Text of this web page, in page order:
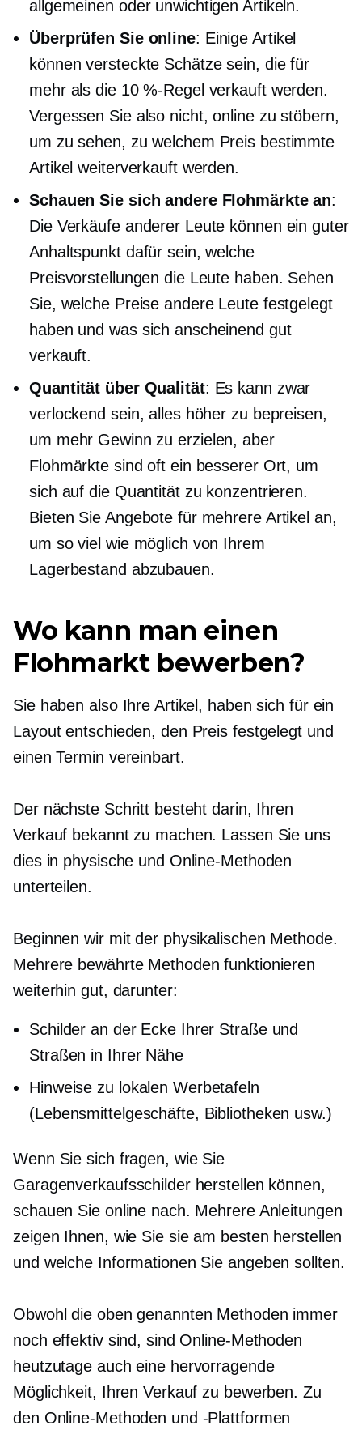
allgemeinen oder unwichtigen Artikeln.
Überprüfen Sie online: Einige Artikel
können versteckte Schätze sein, die für
mehr als die 10 %-Regel verkauft werden.
Vergessen Sie also nicht, online zu stöbern,
um zu sehen, zu welchem ​​Preis bestimmte
Artikel weiterverkauft werden.
Schauen Sie sich andere Flohmärkte an:
Die Verkäufe anderer Leute können ein guter
Anhaltspunkt dafür sein, welche
Preisvorstellungen die Leute haben. Sehen
Sie, welche Preise andere Leute festgelegt
haben und was sich anscheinend gut
verkauft.
Quantität über Qualität: Es kann zwar
verlockend sein, alles höher zu bepreisen,
um mehr Gewinn zu erzielen, aber
Flohmärkte sind oft ein besserer Ort, um
sich auf die Quantität zu konzentrieren.
Bieten Sie Angebote für mehrere Artikel an,
um so viel wie möglich von Ihrem
Lagerbestand abzubauen.
Wo kann man einen
Flohmarkt bewerben?
Sie haben also Ihre Artikel, haben sich für ein
Layout entschieden, den Preis festgelegt und
einen Termin vereinbart.
Der nächste Schritt besteht darin, Ihren
Verkauf bekannt zu machen. Lassen Sie uns
dies in physische und Online-Methoden
unterteilen.
Beginnen wir mit der physikalischen Methode.
Mehrere bewährte Methoden funktionieren
weiterhin gut, darunter:
Schilder an der Ecke Ihrer Straße und
Straßen in Ihrer Nähe
Hinweise zu lokalen Werbetafeln
(Lebensmittelgeschäfte, Bibliotheken usw.)
Wenn Sie sich fragen, wie Sie
Garagenverkaufsschilder herstellen können,
schauen Sie online nach. Mehrere Anleitungen
zeigen Ihnen, wie Sie sie am besten herstellen
und welche Informationen Sie angeben sollten.
Obwohl die oben genannten Methoden immer
noch effektiv sind, sind Online-Methoden
heutzutage auch eine hervorragende
Möglichkeit, Ihren Verkauf zu bewerben. Zu
den Online-Methoden und -Plattformen